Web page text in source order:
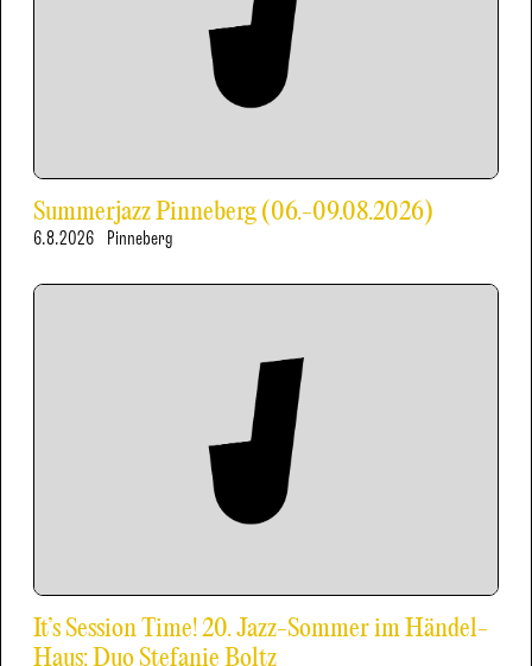
Summerjazz Pinneberg (06.-09.08.2026)
6.8.2026 Pinneberg
It’s Session Time! 20. Jazz-Sommer im Händel-
Haus: Duo Stefanie Boltz